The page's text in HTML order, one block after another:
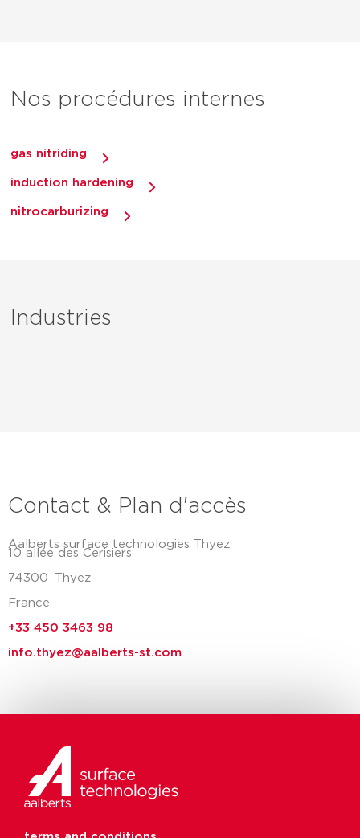
Nos procédures internes
gas nitriding
induction hardening
nitrocarburizing
Industries
Contact & Plan d'accès
Aalberts surface technologies Thyez
10 allée des Cerisiers
74300 Thyez
France
+33 450 3463 98
info.thyez@aalberts-st.com